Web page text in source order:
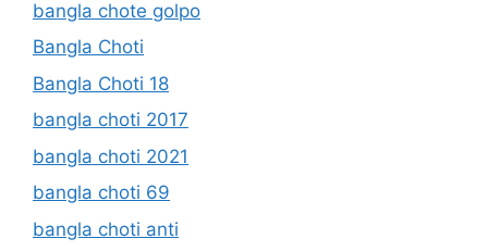
bangla chote golpo
Bangla Choti
Bangla Choti 18
bangla choti 2017
bangla choti 2021
bangla choti 69
bangla choti anti